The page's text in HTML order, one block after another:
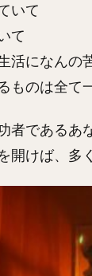
いて
て
活になんの
ものは全て
者であるあ
開けば、多